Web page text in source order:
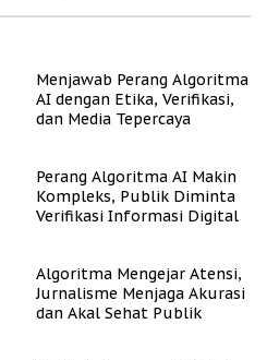
Menjawab Perang Algoritma
AI dengan Etika, Verifikasi,
dan Media Tepercaya
Perang Algoritma AI Makin
Kompleks, Publik Diminta
Verifikasi Informasi Digital
Algoritma Mengejar Atensi,
Jurnalisme Menjaga Akurasi
dan Akal Sehat Publik